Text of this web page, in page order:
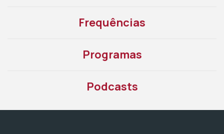
Frequências
Programas
Podcasts